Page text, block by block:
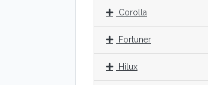
Corolla
Fortuner
Hilux